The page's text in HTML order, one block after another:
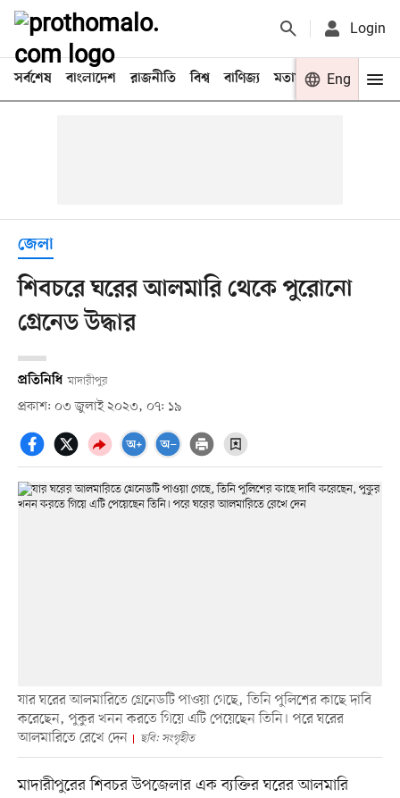
Login
সর্বশেষ বাংলাদেশ রাজনীতি বিশ্ব বাণিজ্য মতামত খেলা
Eng
জেলা
শিবচরে ঘরের আলমারি থেকে পুরোনো
গ্রেনেড উদ্ধার
প্রতিনিধি মাদারীপুর
প্রকাশ: ০৩ জুলাই ২০২৩, ০৭: ১৯
যার ঘরের আলমারিতে গ্রেনেডটি পাওয়া গেছে, তিনি পুলিশের কাছে দাবি
করেছেন, পুকুর খনন করতে গিয়ে এটি পেয়েছেন তিনি। পরে ঘরের
আলমারিতে রেখে দেন
ছবি: সংগৃহীত
মাদারীপুরের শিবচর উপজেলার এক ব্যক্তির ঘরের আলমারি